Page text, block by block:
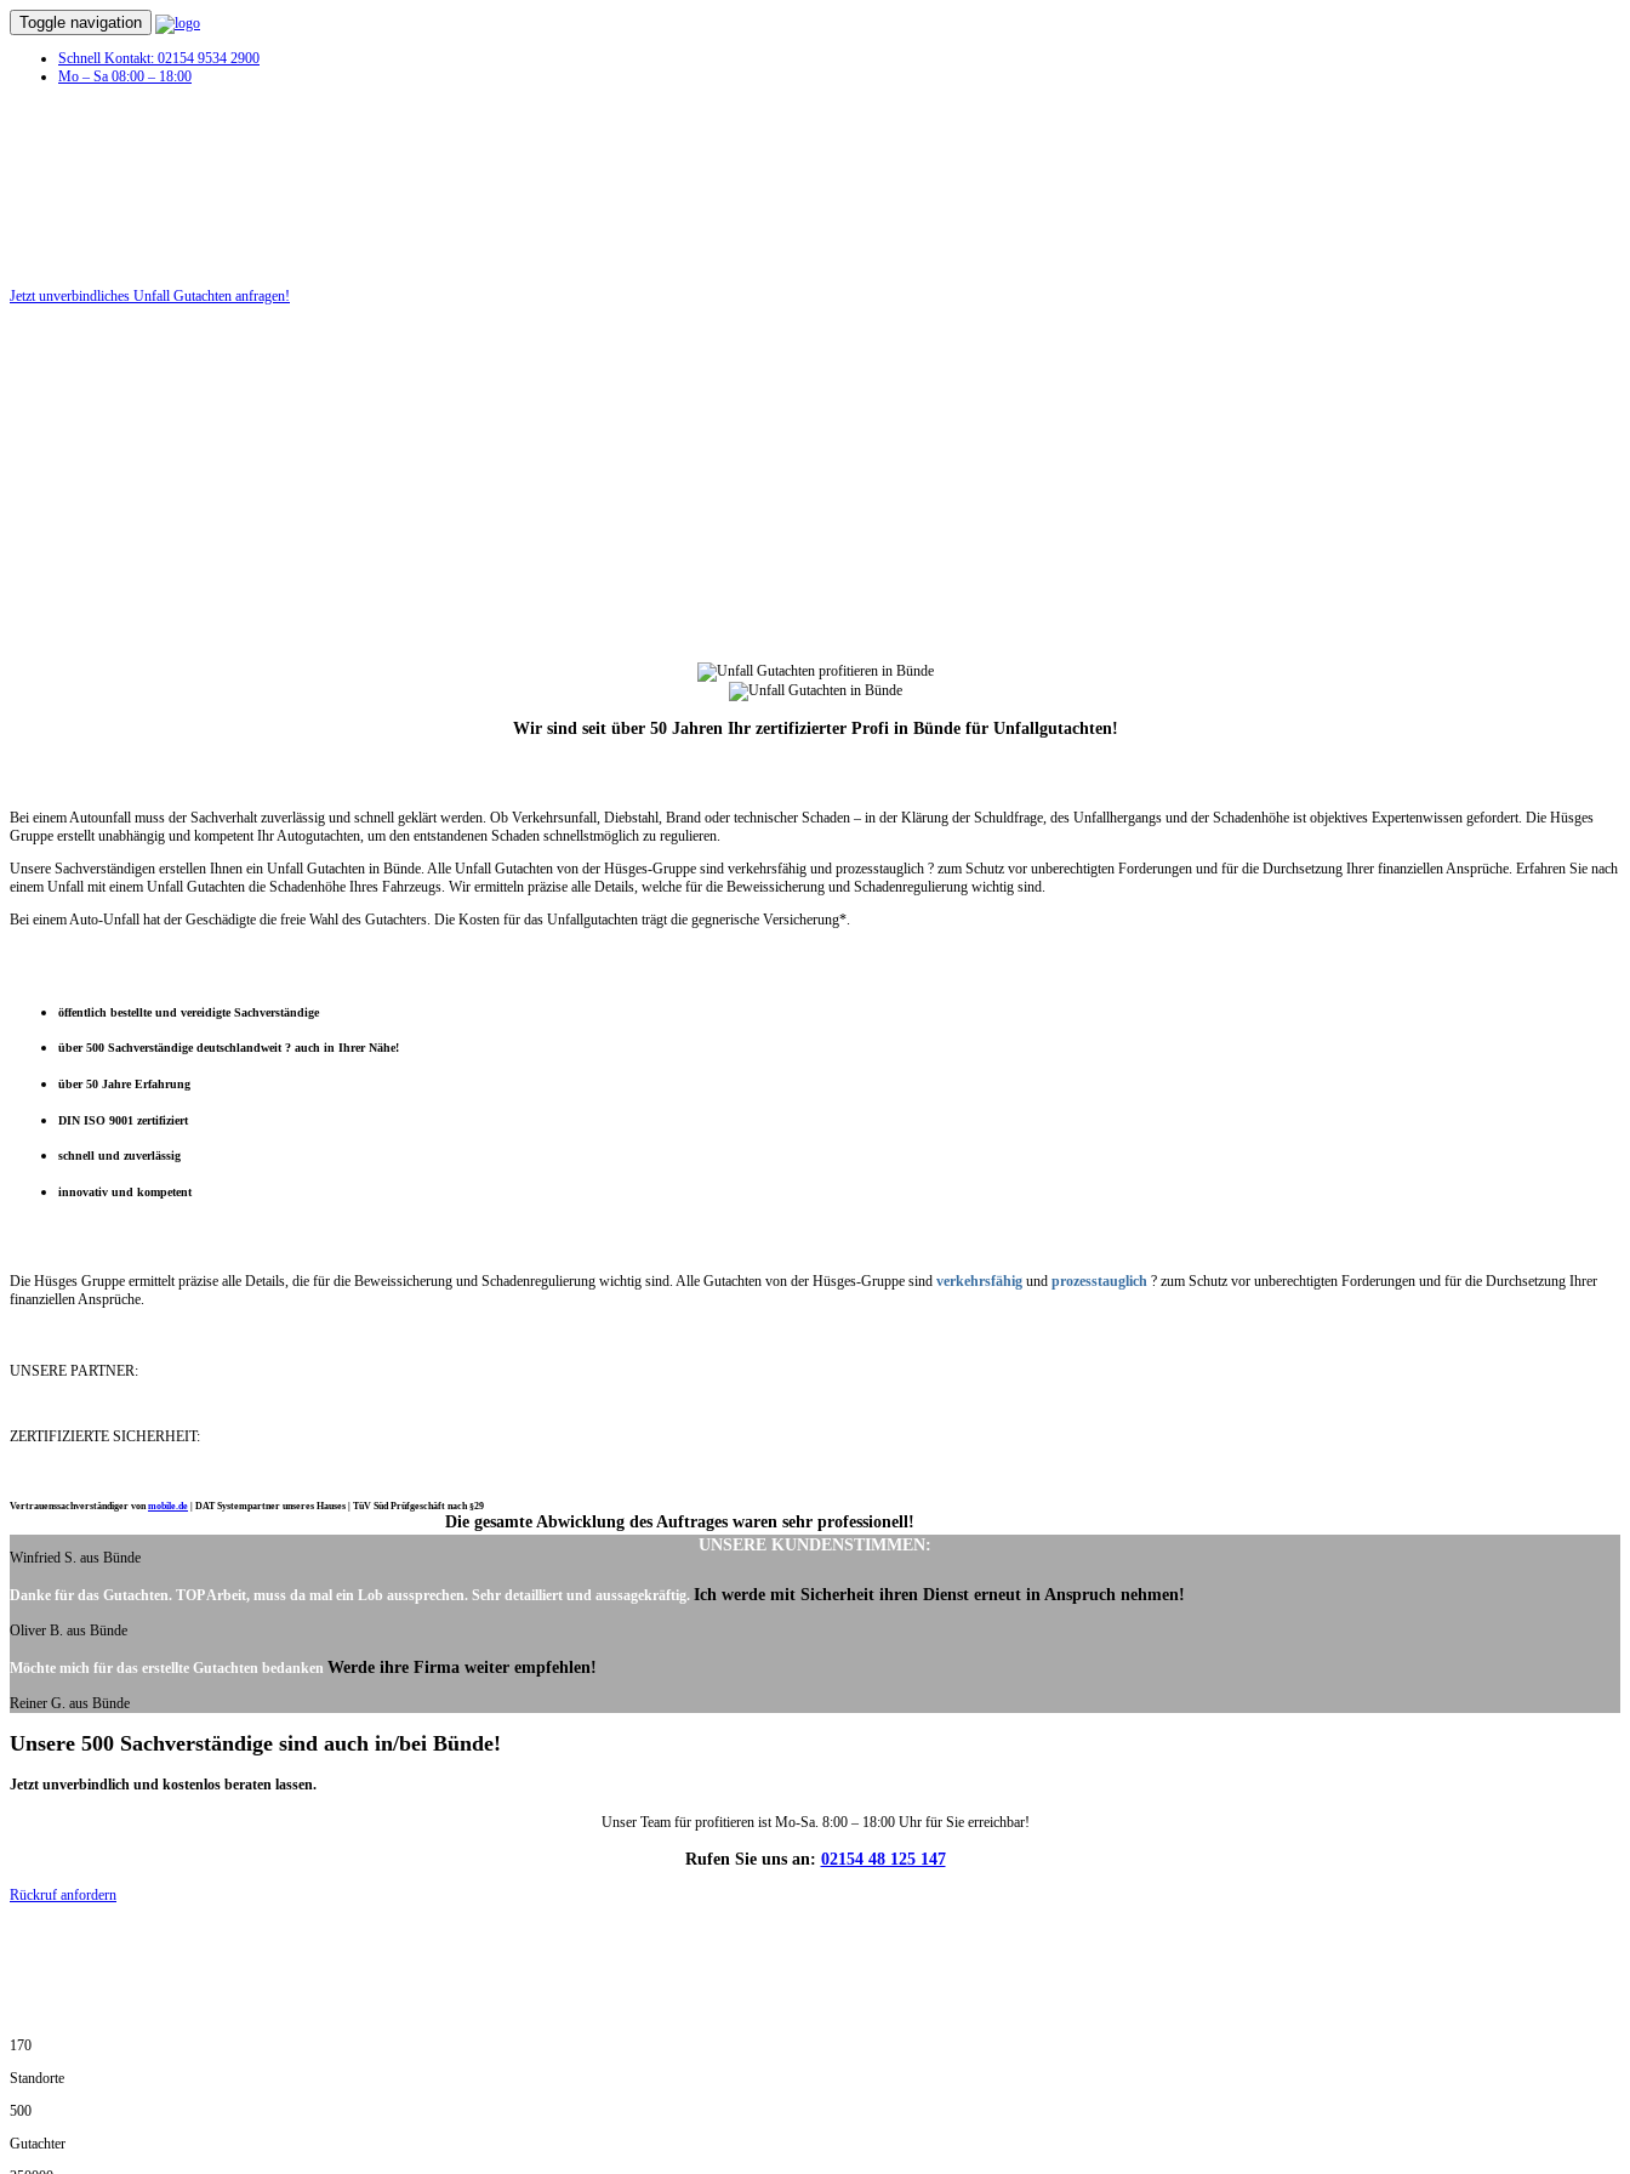
Toggle navigation
Schnell Kontakt: 02154 9534 2900
Mo – Sa 08:00 – 18:00
Jetzt unverbindliches Unfall Gutachten anfragen!
Wir sind seit über 50 Jahren Ihr zertifizierter Profi in Bünde für Unfallgutachten!
Bei einem Autounfall muss der Sachverhalt zuverlässig und schnell geklärt werden. Ob Verkehrsunfall, Diebstahl, Brand oder technischer Schaden – in der Klärung der Schuldfrage, des Unfallhergangs und der Schadenhöhe ist objektives Expertenwissen gefordert. Die Hüsges
Gruppe erstellt unabhängig und kompetent Ihr Autogutachten, um den entstandenen Schaden schnellstmöglich zu regulieren.
Unsere Sachverständigen erstellen Ihnen ein Unfall Gutachten in Bünde. Alle Unfall Gutachten von der Hüsges-Gruppe sind verkehrsfähig und prozesstauglich ? zum Schutz vor unberechtigten Forderungen und für die Durchsetzung Ihrer finanziellen Ansprüche. Erfahren Sie nach
einem Unfall mit einem Unfall Gutachten die Schadenhöhe Ihres Fahrzeugs. Wir ermitteln präzise alle Details, welche für die Beweissicherung und Schadenregulierung wichtig sind.
Bei einem Auto-Unfall hat der Geschädigte die freie Wahl des Gutachters. Die Kosten für das Unfallgutachten trägt die gegnerische Versicherung*.
öffentlich bestellte und vereidigte Sachverständige
über 500 Sachverständige deutschlandweit ? auch in Ihrer Nähe!
über 50 Jahre Erfahrung
DIN ISO 9001 zertifiziert
schnell und zuverlässig
innovativ und kompetent
Die Hüsges Gruppe ermittelt präzise alle Details, die für die Beweissicherung und Schadenregulierung wichtig sind. Alle Gutachten von der Hüsges-Gruppe sind verkehrsfähig und prozesstauglich ? zum Schutz vor unberechtigten Forderungen und für die Durchsetzung Ihrer
finanziellen Ansprüche.
UNSERE PARTNER:
ZERTIFIZIERTE SICHERHEIT:
Vertrauenssachverständiger vonmobile.de DAT Systempartner unseres Hauses | TüV Süd Prüfgeschäft nach §29
UNSERE KUNDENSTIMMEN:
Die gesamte Abwicklung des Auftrages waren sehr professionell!
Winfried S. aus Bünde
Danke für das Gutachten. TOP Arbeit, muss da mal ein Lob aussprechen. Sehr detailliert und aussagekräftig. Ich werde mit Sicherheit ihren Dienst erneut in Anspruch nehmen!
Oliver B. aus Bünde
Möchte mich für das erstellte Gutachten bedanken Werde ihre Firma weiter empfehlen!
Reiner G. aus Bünde
Unsere 500 Sachverständige sind auch in/bei Bünde!
Jetzt unverbindlich und kostenlos beraten lassen.
Unser Team für profitieren ist Mo-Sa. 8:00 – 18:00 Uhr für Sie erreichbar!
Rufen Sie uns an: 02154 48 125 147
Rückruf anfordern
170
Standorte
500
Gutachter